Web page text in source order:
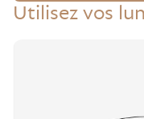
Utilisez vos